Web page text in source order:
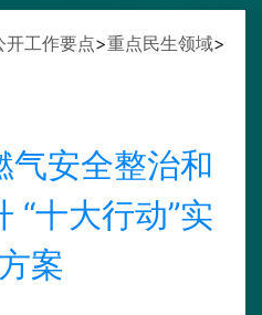
开工作要点>重点民生领域>
气安全整治和
“十大行动”实
案